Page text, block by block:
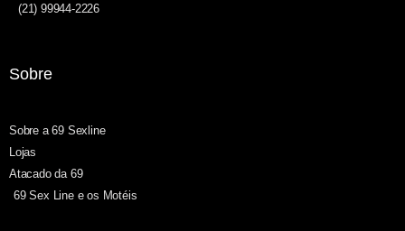
(21) 99944-2226
Sobre
Sobre a 69 Sexline
Lojas
Atacado da 69
69 Sex Line e os Motéis